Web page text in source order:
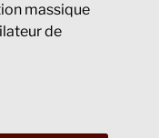
massique
de